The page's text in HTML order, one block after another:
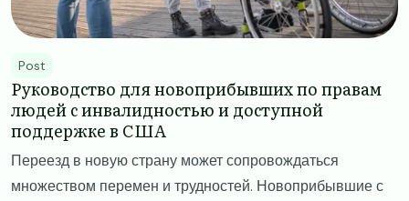
Post
Руководство для новоприбывших по правам
людей с инвалидностью и доступной
поддержке в США
Переезд в новую страну может сопровождаться
множеством перемен и трудностей. Новоприбывшие с